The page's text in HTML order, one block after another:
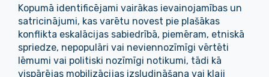
Kopumā identificējami vairākas ievainojamības un
satricinājumi, kas varētu novest pie plašākas
konflikta eskalācijas sabiedrībā, piemēram, etniskā
spriedze, nepopulāri vai neviennozīmīgi vērtēti
lēmumi vai politiski nozīmīgi notikumi, tādi kā
vispārējas mobilizācijas izsludināšana vai klaji